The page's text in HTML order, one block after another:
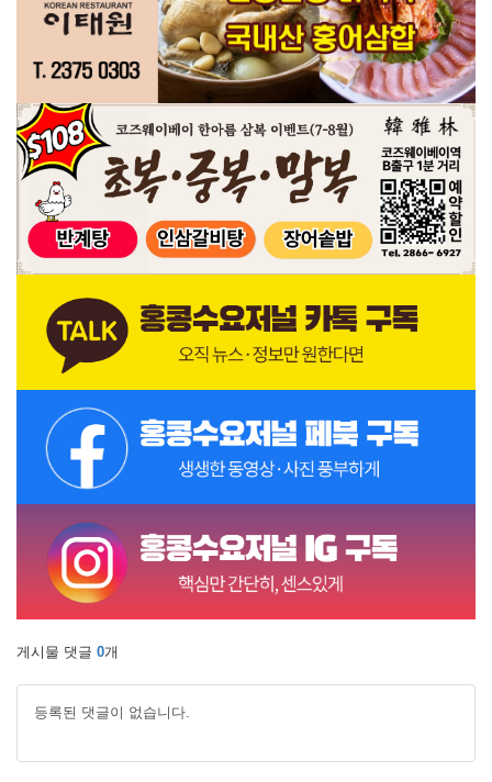
게시물 댓글 0개
등록된 댓글이 없습니다.